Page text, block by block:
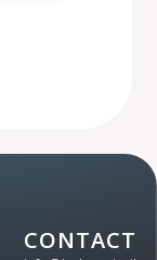
CONTACT